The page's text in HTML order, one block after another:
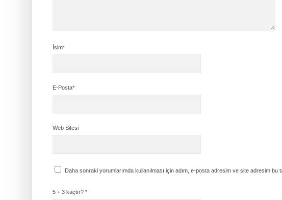
İsim*
E-Posta*
Web Sitesi
Daha sonraki yorumlarımda kullanılması için adım, e-posta adresim ve site adresim bu
5 + 3 kaçtır? *